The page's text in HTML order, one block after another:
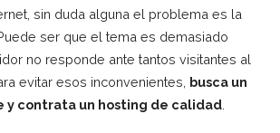
sin duda alguna el problema es la
ser que el tema es demasiado
no responde ante tantos visitantes al
evitar esos inconvenientes, busca un
y contrata un hosting de calidad